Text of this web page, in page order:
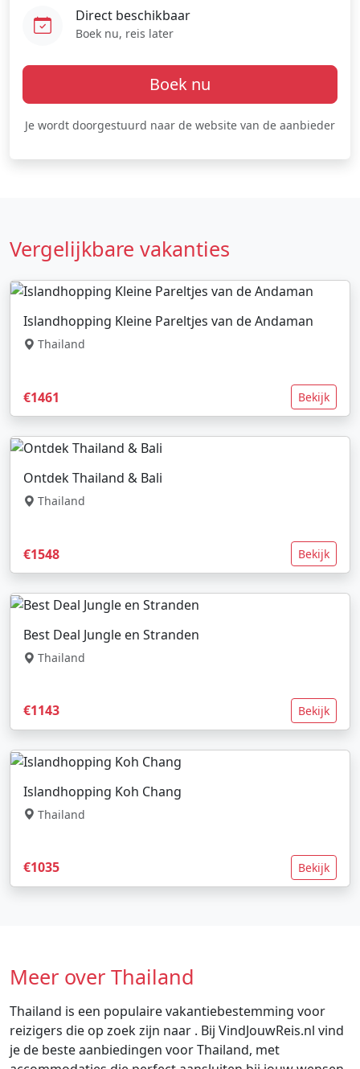
Direct beschikbaar
Boek nu, reis later
Boek nu
Je wordt doorgestuurd naar de website van de aanbieder
Vergelijkbare vakanties
Islandhopping Kleine Pareltjes van de Andaman
Thailand
€1461 Bekijk
Ontdek Thailand & Bali
Thailand
€1548 Bekijk
Best Deal Jungle en Stranden
Thailand
€1143 Bekijk
Islandhopping Koh Chang
Thailand
€1035 Bekijk
Meer over Thailand
Thailand is een populaire vakantiebestemming voor
reizigers die op zoek zijn naar . Bij VindJouwReis.nl vind
je de beste aanbiedingen voor Thailand, met